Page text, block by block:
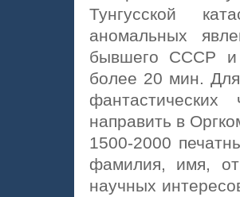
Тунгусской
аномальных
бывшего СССР и
более 20 мин.
направить в
1500-2000
фамилия, имя,
научных